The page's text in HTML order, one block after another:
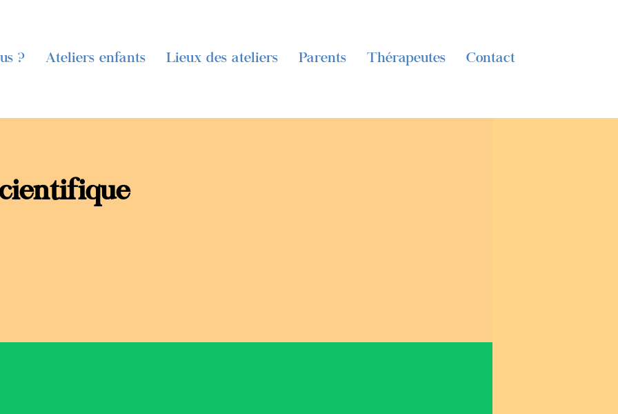
? Ateliers enfants Lieux des ateliers Parents Thérapeutes Contact